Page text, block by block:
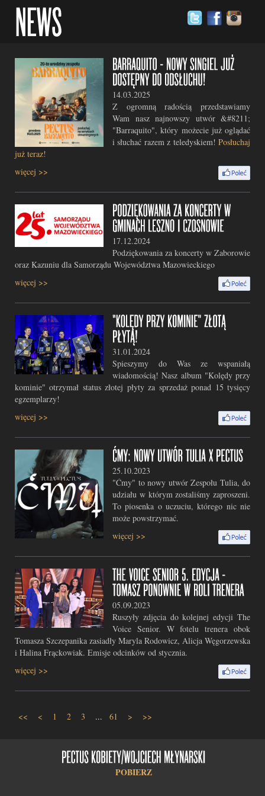
14.03.2025
Z ogromną radością przedstawiamy
Wam nasz najnowszy utwór &#8211;
"Barraquito", który możecie już oglądać
i słuchać razem z teledyskiem! Posłuchaj
już teraz!
więcej >>
17.12.2024
Podziękowania za koncerty w Zaborowie
oraz Kazuniu dla Samorządu Województwa Mazowieckiego
więcej >>
31.01.2024
Spieszymy do Was ze wspaniałą
wiadomością! Nasz album "Kolędy przy
kominie" otrzymał status złotej płyty za sprzedaż ponad 15 tysięcy
egzemplarzy!
więcej >>
25.10.2023
"Ćmy" to nowy utwór Zespołu Tulia, do
udziału w którym zostaliśmy zaproszeni.
To piosenka o uczuciu, którego nic nie
może powstrzymać.
więcej >>
05.09.2023
Ruszyły zdjęcia do kolejnej edycji The
Voice Senior. W fotelu trenera obok
Tomasza Szczepanika zasiadły Maryla Rodowicz, Alicja Węgorzewska
i Halina Frąckowiak. Emisje odcinków od stycznia.
więcej >>
<< < 1 2 3 ... 61 > >>
POBIERZ